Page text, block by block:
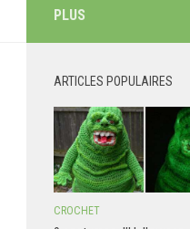
PLUS
ARTICLES POPULAIRES
CROCHET